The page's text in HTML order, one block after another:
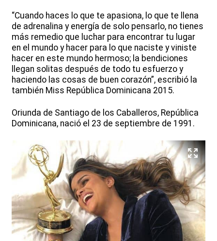
“Cuando haces lo que te apasiona, lo que te llena
de adrenalina y energía de solo pensarlo, no tienes
más remedio que luchar para encontrar tu lugar
en el mundo y hacer para lo que naciste y viniste
hacer en este mundo hermoso; la bendiciones
llegan solitas después de todo tu esfuerzo y
haciendo las cosas de buen corazón”, escribió la
también Miss República Dominicana 2015.
Oriunda de Santiago de los Caballeros, República
Dominicana, nació el 23 de septiembre de 1991.